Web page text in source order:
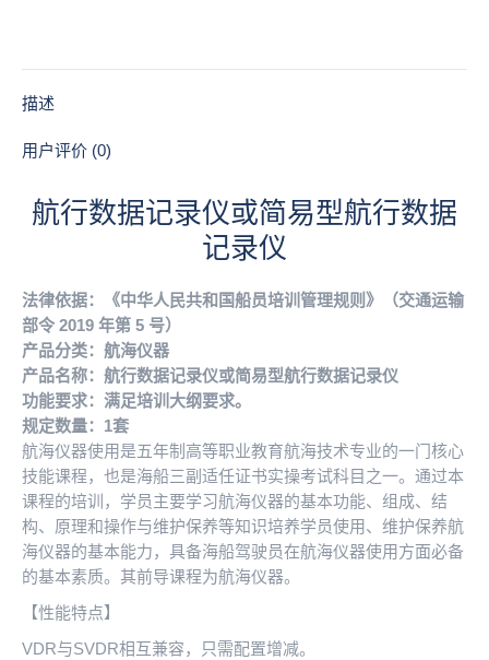
易
型
行
记
数
量
描述
用户评价 (0)
航行数据记录仪或简易型航行数据
记录仪
法律依据：《中华人民共和国船员培训管理规则》（交通运输
部令 2019 年第 5 号）
产品分类：航海仪器
产品名称：航行数据记录仪或简易型航行数据记录仪
功能要求：满足培训大纲要求。
规定数量：1套
航海仪器使用是五年制高等职业教育航海技术专业的一门核心
技能课程，也是海船三副适任证书实操考试科目之一。通过本
课程的培训，学员主要学习航海仪器的基本功能、组成、结
构、原理和操作与维护保养等知识培养学员使用、维护保养航
海仪器的基本能力，具备海船驾驶员在航海仪器使用方面必备
的基本素质。其前导课程为航海仪器。
【性能特点】
VDR与SVDR相互兼容，只需配置增减。